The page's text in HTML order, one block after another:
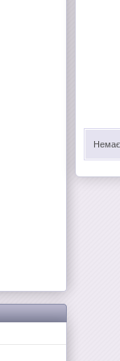
Немає